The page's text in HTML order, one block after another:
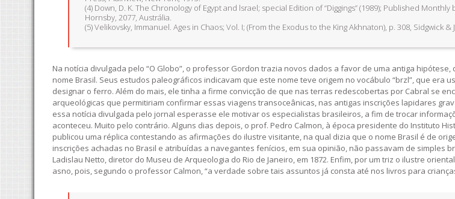
(4) Down, D. K. The Chronology of Egypt and lsrael; special Edition of “Diggings” (1989); Published Monthly
Hornsby, 2077, Austrália.
(5) Velikovsky, Immanuel. Ages in Chaos; Vol. I; (From the Exodus to the King Akhnaton), p. 308, Sidgwick &
Na notícia divulgada pelo “O Globo”, o professor Gordon trazia novos dados a favor de uma antiga
nome Brasil. Seus estudos paleográficos indicavam que este nome teve origem no vocábulo “brzl”, que era
designar o ferro. Além do mais, ele tinha a firme convicção de que nas terras redescobertas por Cabral se
arqueológicas que permitiriam confirmar essas viagens transoceânicas, nas antigas inscrições lapidares
essa notícia divulgada pelo jornal esperasse ele motivar os especialistas brasileiros, a fim de trocar
aconteceu. Muito pelo contrário. Alguns dias depois, o prof. Pedro Calmon, à época presidente do Instituto
publicou uma réplica contestando as afirmações do ilustre visitante, na qual dizia que o nome Brasil é de
inscrições achadas no Brasil e atribuídas a navegantes fenícios, em sua opinião, não passavam de simples
Ladislau Netto, diretor do Museu de Arqueologia do Rio de Janeiro, em 1872. Enfim, por um triz o ilustre
asno, pois, segundo o professor Calmon, “a verdade sobre tais assuntos já consta até nos livros para